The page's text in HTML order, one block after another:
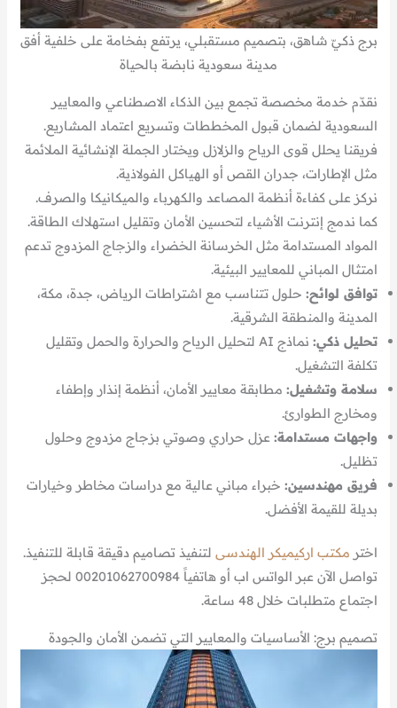
برج ذكيّ شاهق، بتصميم مستقبلي، يرتفع بفخامة على خلفية أفق
مدينة سعودية نابضة بالحياة
نقدّم خدمة مخصصة تجمع بين الذكاء الاصطناعي والمعايير
السعودية لضمان قبول المخططات وتسريع اعتماد المشاريع.
فريقنا يحلل قوى الرياح والزلازل ويختار الجملة الإنشائية الملائمة
مثل الإطارات، جدران القص أو الهياكل الفولاذية.
نركز على كفاءة أنظمة المصاعد والكهرباء والميكانيكا والصرف.
كما ندمج إنترنت الأشياء لتحسين الأمان وتقليل استهلاك الطاقة.
المواد المستدامة مثل الخرسانة الخضراء والزجاج المزدوج تدعم
امتثال المباني للمعايير البيئية.
توافق لوائح: حلول تتناسب مع اشتراطات الرياض، جدة، مكة،
المدينة والمنطقة الشرقية.
تحليل ذكي:
نماذج AI لتحليل الرياح والحرارة والحمل وتقليل
تكلفة التشغيل.
سلامة وتشغيل: مطابقة معايير الأمان، أنظمة إنذار وإطفاء
ومخارج الطوارئ.
واجهات مستدامة: عزل حراري وصوتي بزجاج مزدوج وحلول
تظليل.
فريق مهندسين: خبراء مباني عالية مع دراسات مخاطر وخيارات
بديلة للقيمة الأفضل.
اختر مكتب اركيميكر الهندسى لتنفيذ تصاميم دقيقة قابلة للتنفيذ.
تواصل الآن عبر الواتس اب أو هاتفياً 00201062700984 لحجز
اجتماع متطلبات خلال 48 ساعة.
تصميم برج: الأساسيات والمعايير التي تضمن الأمان والجودة